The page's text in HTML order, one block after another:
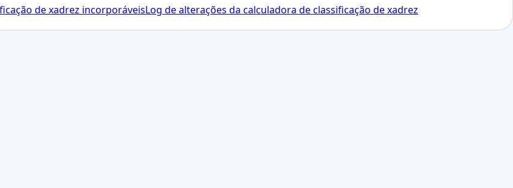
de xadrez incorporáveisLog de alterações da calculadora de classificação de xadrez